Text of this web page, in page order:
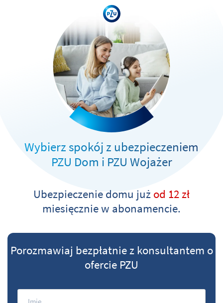
Wybierz spokój z ubezpieczeniem
PZU Dom i PZU Wojażer
Ubezpieczenie domu już od 12 zł
miesięcznie w abonamencie.
Porozmawiaj bezpłatnie z konsultantem o
ofercie PZU